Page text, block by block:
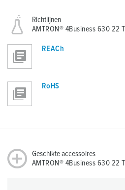
Richtlijnen
AMTRON® 4Business 630 22
REACh
RoHS
Geschikte accessoires
AMTRON® 4Business 630 22